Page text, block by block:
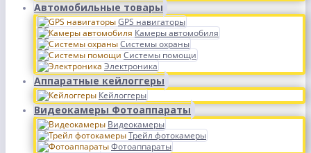
Автомобильные товары
GPS навигаторы
Камеры автомобиля
Системы охраны
Системы помощи
Электроника
Аппаратные кейлоггеры
Кейлоггеры
Видеокамеры Фотоаппараты
Видеокамеры
Трейл фотокамеры
Фотоаппараты